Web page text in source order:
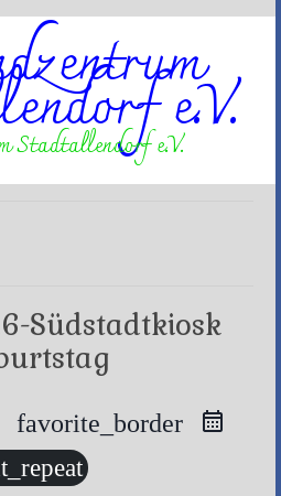
Stadtallendorf e.V.
favorite_border